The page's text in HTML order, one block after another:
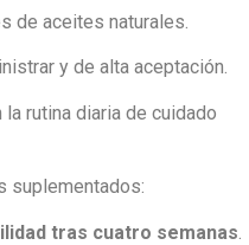
de aceites naturales.
y de alta aceptación.
rutina diaria de cuidado
suplementados:
tras cuatro semanas